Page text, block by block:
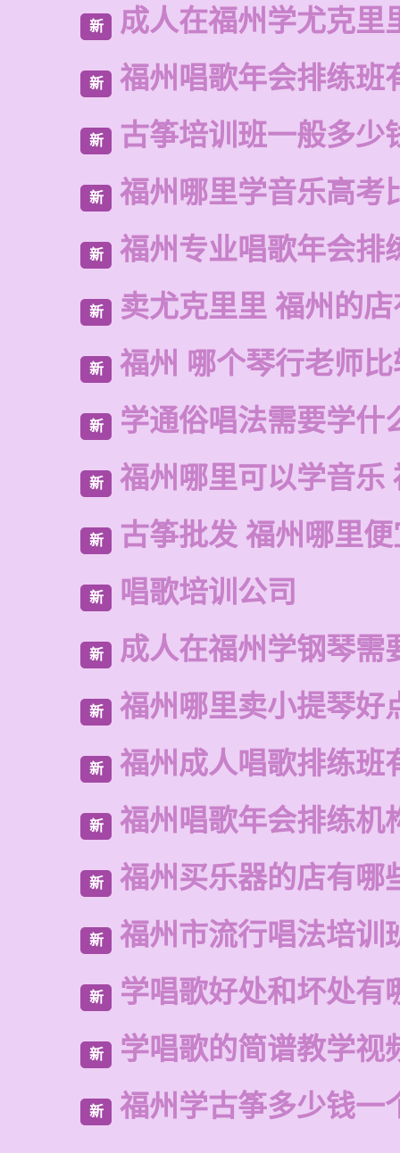
新 成人在福州学尤克里
新 福州唱歌年会排练班
新 古筝培训班一般多少
新 福州哪里学音乐高考
新 福州专业唱歌年会排
新 卖尤克里里 福州的
新 福州 哪个琴行老师
新 学通俗唱法需要学什
新 福州哪里可以学音乐
新 古筝批发 福州哪里
新 唱歌培训公司
新 成人在福州学钢琴需
新 福州哪里卖小提琴好
新 福州成人唱歌排练班
新 福州唱歌年会排练机
新 福州买乐器的店有哪
新 福州市流行唱法培训
新 学唱歌好处和坏处有
新 学唱歌的简谱教学视
新 福州学古筝多少钱一